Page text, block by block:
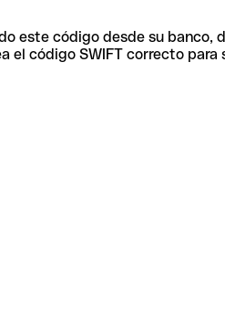
este código desde su
el código SWIFT correcto para